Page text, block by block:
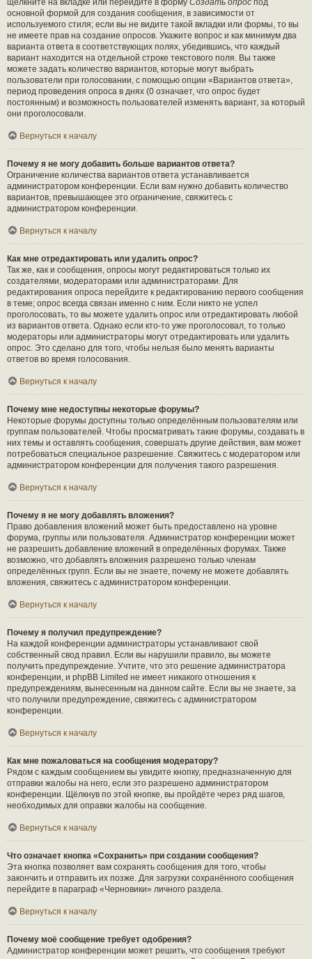
щёлкните на вкладке или перейдите в форму Создать опрос под
основной формой для создания сообщения, в зависимости от
используемого стиля; если вы не видите такой вкладки или формы, то вы
не имеете прав на создание опросов. Укажите вопрос и как минимум два
варианта ответа в соответствующих полях, убедившись, что каждый
вариант находится на отдельной строке текстового поля. Вы также
можете задать количество вариантов, которые могут выбрать
пользователи при голосовании, с помощью опции «Вариантов ответа»,
период проведения опроса в днях (0 означает, что опрос будет
постоянным) и возможность пользователей изменять вариант, за который
они проголосовали.
Вернуться к началу
Почему я не могу добавить больше вариантов ответа?
Ограничение количества вариантов ответа устанавливается
администратором конференции. Если вам нужно добавить количество
вариантов, превышающее это ограничение, свяжитесь с
администратором конференции.
Вернуться к началу
Как мне отредактировать или удалить опрос?
Так же, как и сообщения, опросы могут редактироваться только их
создателями, модераторами или администраторами. Для
редактирования опроса перейдите к редактированию первого сообщения
в теме; опрос всегда связан именно с ним. Если никто не успел
проголосовать, то вы можете удалить опрос или отредактировать любой
из вариантов ответа. Однако если кто-то уже проголосовал, то только
модераторы или администраторы могут отредактировать или удалить
опрос. Это сделано для того, чтобы нельзя было менять варианты
ответов во время голосования.
Вернуться к началу
Почему мне недоступны некоторые форумы?
Некоторые форумы доступны только определённым пользователям или
группам пользователей. Чтобы просматривать такие форумы, создавать в
них темы и оставлять сообщения, совершать другие действия, вам может
потребоваться специальное разрешение. Свяжитесь с модератором или
администратором конференции для получения такого разрешения.
Вернуться к началу
Почему я не могу добавлять вложения?
Право добавления вложений может быть предоставлено на уровне
форума, группы или пользователя. Администратор конференции может
не разрешить добавление вложений в определённых форумах. Также
возможно, что добавлять вложения разрешено только членам
определённых групп. Если вы не знаете, почему не можете добавлять
вложения, свяжитесь с администратором конференции.
Вернуться к началу
Почему я получил предупреждение?
На каждой конференции администраторы устанавливают свой
собственный свод правил. Если вы нарушили правило, вы можете
получить предупреждение. Учтите, что это решение администратора
конференции, и phpBB Limited не имеет никакого отношения к
предупреждениям, вынесенным на данном сайте. Если вы не знаете, за
что получили предупреждение, свяжитесь с администратором
конференции.
Вернуться к началу
Как мне пожаловаться на сообщения модератору?
Рядом с каждым сообщением вы увидите кнопку, предназначенную для
отправки жалобы на него, если это разрешено администратором
конференции. Щёлкнув по этой кнопке, вы пройдёте через ряд шагов,
необходимых для оправки жалобы на сообщение.
Вернуться к началу
Что означает кнопка «Сохранить» при создании сообщения?
Эта кнопка позволяет вам сохранять сообщения для того, чтобы
закончить и отправить их позже. Для загрузки сохранённого сообщения
перейдите в параграф «Черновики» личного раздела.
Вернуться к началу
Почему моё сообщение требует одобрения?
Администратор конференции может решить, что сообщения требуют